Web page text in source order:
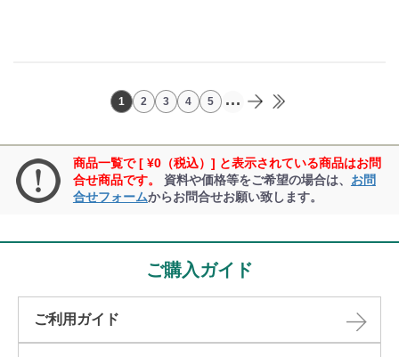
1 2 3 4 5 ...
商品一覧で [ ¥0（税込）] と表示されている商品はお問
合せ商品です。
資料や価格等をご希望の場合は、 お問
合せフォームからお問合せお願い致します。
ご購入ガイド
ご利用ガイド